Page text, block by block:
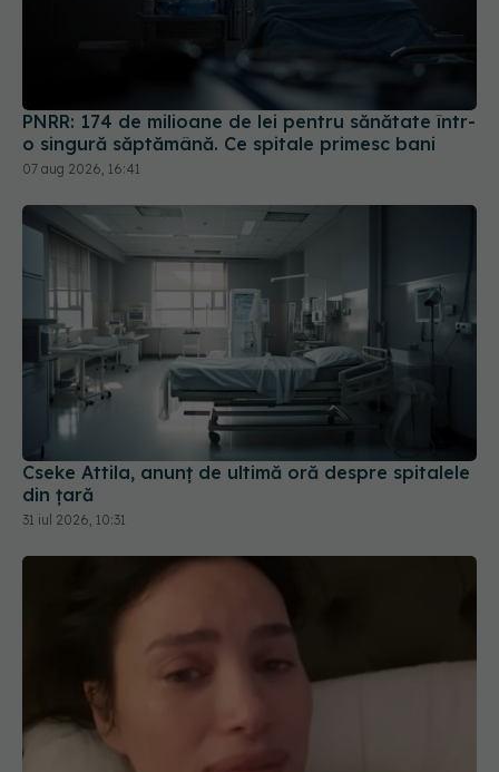
PNRR: 174 de milioane de lei pentru sănătate într-
o singură săptămână. Ce spitale primesc bani
07 aug 2026, 16:41
Cseke Attila, anunț de ultimă oră despre spitalele
din țară
31 iul 2026, 10:31